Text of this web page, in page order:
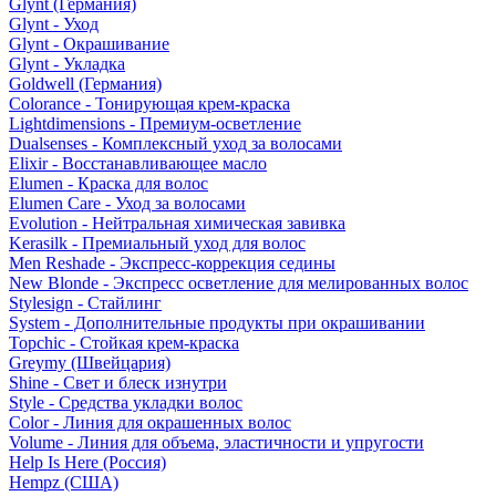
Glynt (Германия)
Glynt - Уход
Glynt - Окрашивание
Glynt - Укладка
Goldwell (Германия)
Colorance - Тонирующая крем-краска
Lightdimensions - Премиум-осветление
Dualsenses - Комплексный уход за волосами
Elixir - Восстанавливающее масло
Elumen - Краска для волос
Elumen Care - Уход за волосами
Evolution - Нейтральная химическая завивка
Kerasilk - Премиальный уход для волос
Men Reshade - Экспресс-коррекция седины
New Blonde - Экспресс осветление для мелированных волос
Stylesign - Стайлинг
System - Дополнительные продукты при окрашивании
Topchic - Стойкая крем-краска
Greymy (Швейцария)
Shine - Свет и блеск изнутри
Style - Средства укладки волос
Color - Линия для окрашенных волос
Volume - Линия для объема, эластичности и упругости
Help Is Here (Россия)
Hempz (США)